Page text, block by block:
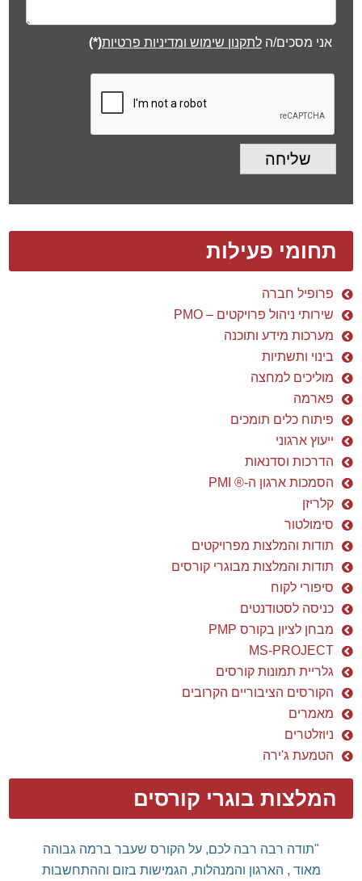
אני מסכים/הלתקנון שימוש ומדיניות פרטיות(*)
שליחה
תחומי פעילות
פרופיל חברה
שירותי ניהול פרויקטים – PMO
מערכות מידע ותוכנה
בינוי ותשתיות
מוליכים למחצה
פארמה
פיתוח כלים תומכים
ייעוץ ארגוני
הדרכות וסדנאות
הסמכות ארגון ה-® PMI
קלריזן
סימולטור
תודות והמלצות מפרויקטים
תודות והמלצות מבוגרי קורסים
סיפורי לקוח
כניסה לסטודנטים
מבחן לציון בקורס PMP
MS-PROJECT
גלריית תמונות קורסים
הקורסים הציבוריים הקרובים
מאמרים
ניוזלטרים
הטמעת ג'ירה
המלצות בוגרי קורסים
דן שלום רב,רצינו להודות אישית על הקורס המלמד
והמועיל.עשית לנו "סדר" בשימוש מושכלMS